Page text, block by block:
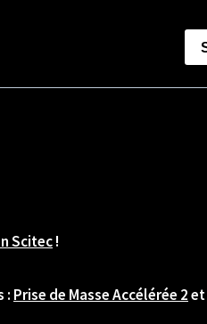
Scitec!
: Prise de Masse Accélérée 2et